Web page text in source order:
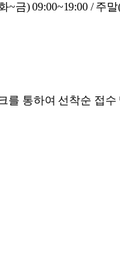
~금) 09:00~19:00 / 주
를 통하여 선착순 접